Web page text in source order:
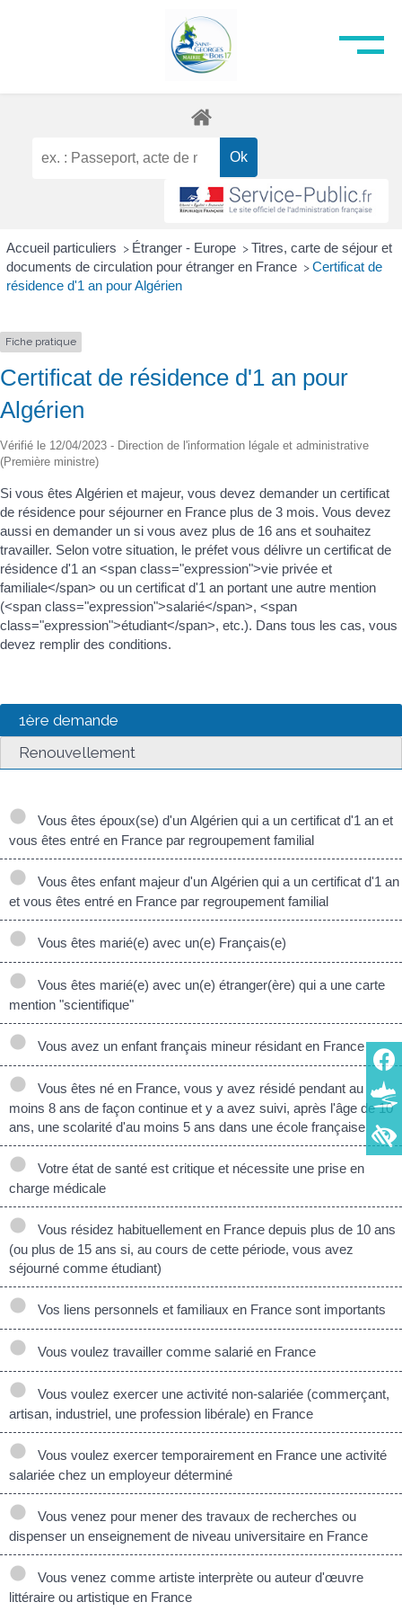
Accueil particuliers > Étranger - Europe > Titres, carte de séjour et
documents de circulation pour étranger en France > Certificat de
résidence d'1 an pour Algérien
Fiche pratique
Certificat de résidence d'1 an pour
Algérien
Vérifié le 12/04/2023 - Direction de l'information légale et administrative
(Première ministre)
Si vous êtes Algérien et majeur, vous devez demander un certificat
de résidence pour séjourner en France plus de 3 mois. Vous devez
aussi en demander un si vous avez plus de 16 ans et souhaitez
travailler. Selon votre situation, le préfet vous délivre un certificat de
résidence d'1 an <span class="expression">vie privée et
familiale</span> ou un certificat d'1 an portant une autre mention
(<span class="expression">salarié</span>, <span
class="expression">étudiant</span>, etc.). Dans tous les cas, vous
devez remplir des conditions.
1ère demande
Renouvellement
Vous êtes époux(se) d'un Algérien qui a un certificat d'1 an et
vous êtes entré en France par regroupement familial
Vous êtes enfant majeur d'un Algérien qui a un certificat d'1 an
et vous êtes entré en France par regroupement familial
Vous êtes marié(e) avec un(e) Français(e)
Vous êtes marié(e) avec un(e) étranger(ère) qui a une carte
mention "scientifique"
Vous avez un enfant français mineur résidant en France
Vous êtes né en France, vous y avez résidé pendant au
moins 8 ans de façon continue et y a avez suivi, après l'âge de 10
ans, une scolarité d'au moins 5 ans dans une école française
Votre état de santé est critique et nécessite une prise en
charge médicale
Vous résidez habituellement en France depuis plus de 10 ans
(ou plus de 15 ans si, au cours de cette période, vous avez
séjourné comme étudiant)
Vos liens personnels et familiaux en France sont importants
Vous voulez travailler comme salarié en France
Vous voulez exercer une activité non-salariée (commerçant,
artisan, industriel, une profession libérale) en France
Vous voulez exercer temporairement en France une activité
salariée chez un employeur déterminé
Vous venez pour mener des travaux de recherches ou
dispenser un enseignement de niveau universitaire en France
Vous venez comme artiste interprète ou auteur d'œuvre
littéraire ou artistique en France